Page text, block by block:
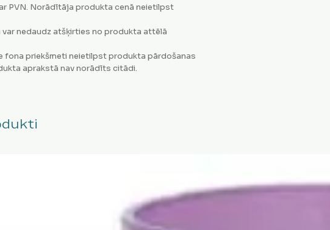
PVN. Norādītāja produkta cenā neietilpst
nedaudz atšķirties no produkta attēlā
fona priekšmeti neietilpst produkta pārdošanas
aprakstā nav norādīts citādi.